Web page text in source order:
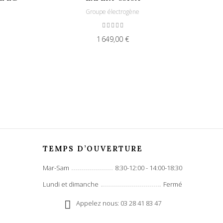
Groupe électrogène
1 649,00 €
TEMPS D’OUVERTURE
Mar-Sam
8:30-12:00 - 14:00-18:30
Lundi et dimanche
Fermé
Appelez nous: 03 28 41 83 47